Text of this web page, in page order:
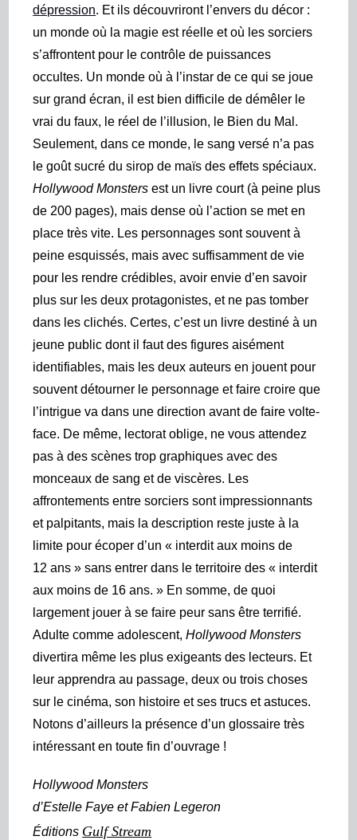
dépression. Et ils découvriront l’envers du décor :
un monde où la magie est réelle et où les sorciers
s’affrontent pour le contrôle de puissances
occultes. Un monde où à l’instar de ce qui se joue
sur grand écran, il est bien difficile de démêler le
vrai du faux, le réel de l’illusion, le Bien du Mal.
Seulement, dans ce monde, le sang versé n’a pas
le goût sucré du sirop de maïs des effets spéciaux.
Hollywood Monsters est un livre court (à peine plus
de 200 pages), mais dense où l’action se met en
place très vite. Les personnages sont souvent à
peine esquissés, mais avec suffisamment de vie
pour les rendre crédibles, avoir envie d’en savoir
plus sur les deux protagonistes, et ne pas tomber
dans les clichés. Certes,c’est un livre destiné à un
jeune public dont il faut des figures aisément
identifiables, mais les deux auteurs en jouent pour
souvent détourner le personnage et faire croire que
l’intrigue va dans une direction avant de faire volte-
face. De même, lectorat oblige, ne vous attendez
pas à des scènes trop graphiques avec des
monceaux de sang et de viscères. Les
affrontements entre sorciers sont impressionnants
et palpitants, mais la description reste juste à la
limite pour écoper d’un « interdit aux moins de
12 ans » sans entrer dans le territoire des « interdit
aux moins de 16 ans. » En somme, de quoi
largement jouer à se faire peur sans être terrifié.
Adulte comme adolescent,Hollywood Monsters
divertira même les plus exigeants des lecteurs. Et
leur apprendra au passage, deux ou trois choses
sur le cinéma, son histoire et ses trucs et astuces.
Notons d’ailleurs la présence d’un glossaire très
intéressant en toute fin d’ouvrage !
Hollywood Monsters
d’Estelle Faye et Fabien Legeron
Éditions Gulf Stream